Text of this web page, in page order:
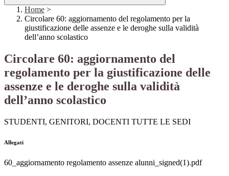
Home >
Circolare 60: aggiornamento del regolamento per la
giustificazione delle assenze e le deroghe sulla validità
dell’anno scolastico
Circolare 60: aggiornamento del
regolamento per la giustificazione delle
assenze e le deroghe sulla validità
dell’anno scolastico
STUDENTI, GENITORI, DOCENTI TUTTE LE SEDI
Allegati
60_aggiornamento regolamento assenze alunni_signed(1).pdf